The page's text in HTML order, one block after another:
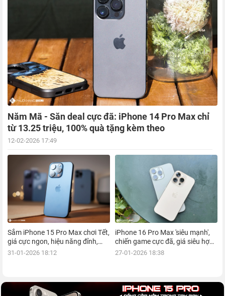
Năm Mã - Săn deal cực đã: iPhone 14 Pro Max chỉ
từ 13.25 triệu, 100% quà tặng kèm theo
12-02-2026 17:49
Sắm iPhone 15 Pro Max chơi Tết,
giá cực ngon, hiệu năng đỉnh,
kèm nhiều ưu đãi, mua ngay!
31-01-2026 18:12
iPhone 16 Pro Max 'siêu mạnh',
chiến game cực đã, giá siêu hợp
lý, mua ngay!
27-01-2026 18:38